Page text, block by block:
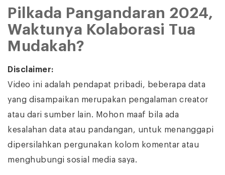
Pilkada Pangandaran 2024,
Waktunya Kolaborasi Tua
Mudakah?
Disclaimer:
Video ini adalah pendapat pribadi, beberapa data
yang disampaikan merupakan pengalaman creator
atau dari sumber lain. Mohon maaf bila ada
kesalahan data atau pandangan, untuk menanggapi
dipersilahkan pergunakan kolom komentar atau
menghubungi sosial media saya.